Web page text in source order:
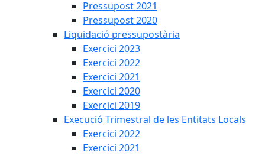
Pressupost 2021
Pressupost 2020
Liquidació pressupostària
Exercici 2023
Exercici 2022
Exercici 2021
Exercici 2020
Exercici 2019
Execució Trimestral de les Entitats Locals
Exercici 2022
Exercici 2021